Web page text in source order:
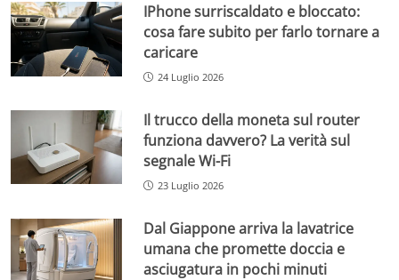
IPhone surriscaldato e bloccato:
cosa fare subito per farlo tornare a
caricare
24 Luglio 2026
Il trucco della moneta sul router
funziona davvero? La verità sul
segnale Wi-Fi
23 Luglio 2026
Dal Giappone arriva la lavatrice
umana che promette doccia e
asciugatura in pochi minuti